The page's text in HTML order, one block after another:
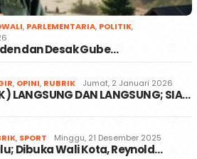
, PARLEMENTARIA, POLITIK,
dan Desak Gube…
, OPINI, RUBRIK Jumat, 2 Januari 2026
LANGSUNG DAN LANGSUNG; SIA…
, SPORT Minggu, 21 Desember 2025
Dibuka Wali Kota, Reynold…